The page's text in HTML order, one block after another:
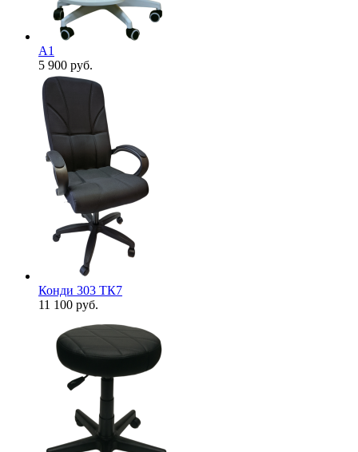
А1
5 900 руб.
Конди 303 ТК7
11 100 руб.